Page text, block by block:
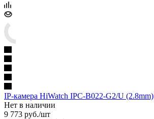
IP-камера HiWatch IPC-B022-G2/U (2.8mm)
Нет в наличии
9 773 руб./шт